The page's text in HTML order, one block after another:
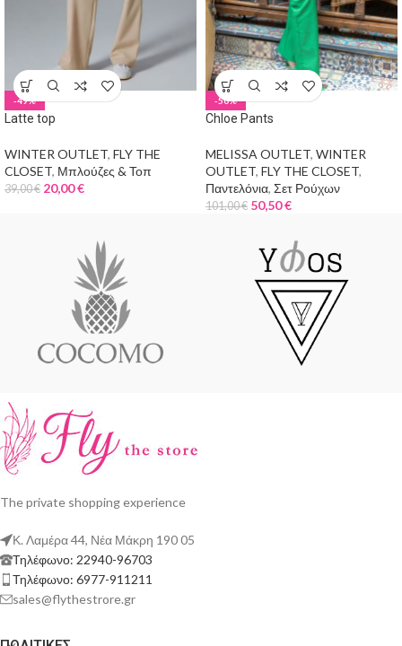
-49%
Latte top
WINTER OUTLET, FLY THE
CLOSET, Μπλούζες & Τοπ
39,00€ 20,00€
-50%
Chloe Pants
MELISSA OUTLET, WINTER
OUTLET, FLY THE CLOSET,
Παντελόνια, Σετ Ρούχων
101,00€ 50,50€
The private shopping experience
Κ. Λαμέρα 44, Νέα Μάκρη 190 05
Τηλέφωνο: 22940-96703
Τηλέφωνο: 6977-911211
sales@flythestrore.gr